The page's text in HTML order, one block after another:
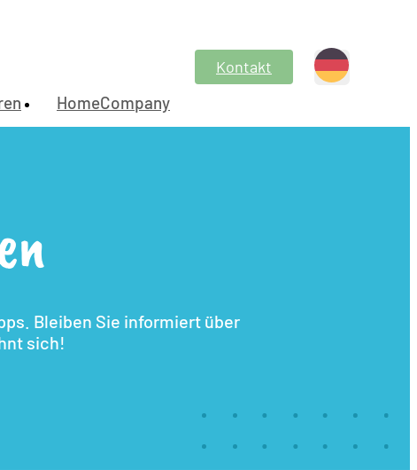
HomeCompany
Kontakt
Bleiben Sie informiert über
sich!